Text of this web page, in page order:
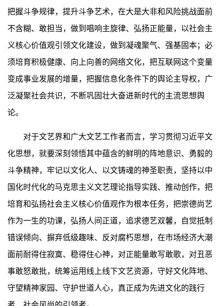
把握斗争规律，提升斗争艺术，在大是大非和风险挑战面前
不含糊、敢担当，做到唱响主旋律、弘扬正能量，以社会主
义核心价值观引领文化建设，做到凝魂聚气、强基固本；必
须培育积极健康、向上向善的网络文化，把互联网这个变量
变成事业发展的增量，把握信息化条件下的舆论主导权，广
泛凝聚社会共识，不断巩固壮大奋进新时代的主流思想舆
论。
对于文艺界和广大文艺工作者而言，学习贯彻习近平文
化思想，就要深刻领悟其中蕴含的鲜明的阵地意识、勇毅的
斗争精神，牢记以文化人、以文铸魂的神圣职责，坚持以中
国化时代化的马克思主义文艺理论指导实践、推动创作，把
培育和弘扬社会主义核心价值观作为根本任务，把崇德尚艺
作为一生的功课，弘扬人间正道，追求德艺双馨，自觉抵制
错误倾向、摒弃低级趣味、反对腐朽思想，在市场经济大潮
面前耐得住寂寞、稳得住心神，对正能量敢写敢歌，对丑恶
事敢怒敢批，统筹运用线上线下文艺资源，守好文化阵地、
守望精神家园、守护世道人心，真正成为先进文化的践行